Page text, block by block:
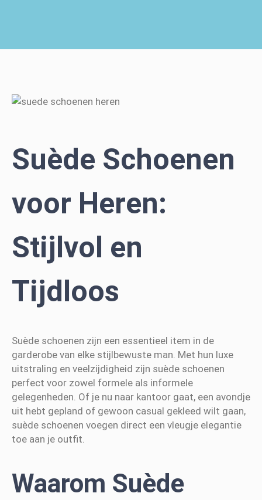
Suède Schoenen
voor Heren:
Stijlvol en
Tijdloos
Suède schoenen zijn een essentieel item in de
garderobe van elke stijlbewuste man. Met hun luxe
uitstraling en veelzijdigheid zijn suède schoenen
perfect voor zowel formele als informele
gelegenheden. Of je nu naar kantoor gaat, een avondje
uit hebt gepland of gewoon casual gekleed wilt gaan,
suède schoenen voegen direct een vleugje elegantie
toe aan je outfit.
Waarom Suède